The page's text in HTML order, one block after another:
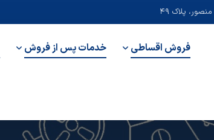
پلاک ۴۹
فروش اقساطی خدمات پس از فروش